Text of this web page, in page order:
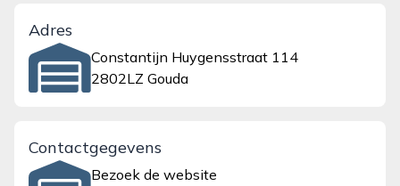
Adres
Constantijn Huygensstraat 114
2802LZ Gouda
Contactgegevens
Bezoek de website